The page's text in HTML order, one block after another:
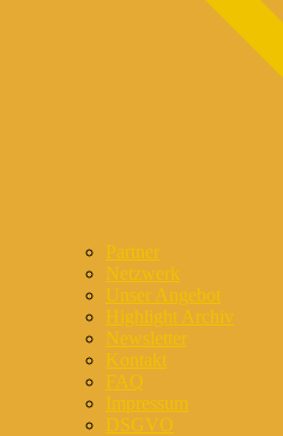
Partner
Netzwerk
Unser Angebot
Highlight Archiv
Newsletter
Kontakt
FAQ
Impressum
DSGVO